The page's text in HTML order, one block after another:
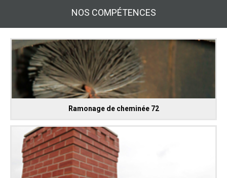
NOS COMPÉTENCES
Ramonage de cheminée 72